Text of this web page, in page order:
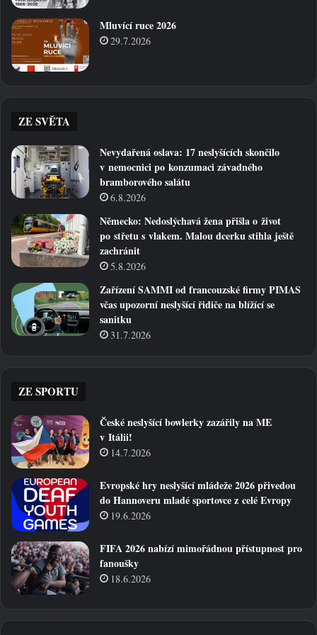
Mluvící ruce 2026
29.7.2026
ZE SVĚTA
Nevydařená oslava: 17 neslyšících skončilo
v nemocnici po konzumaci závadného
bramborového salátu
6.8.2026
Německo: Nedoslýchavá žena přišla o život
po střetu s vlakem. Malou dcerku stihla ještě
zachránit
5.8.2026
Zařízení SAMMI od francouzské firmy PIMAS
včas upozorní neslyšící řidiče na blížící se
sanitku
31.7.2026
ZE SPORTU
České neslyšící bowlerky zazářily na ME
v Itálii!
14.7.2026
Evropské hry neslyšící mládeže 2026 přivedou
do Hannoveru mladé sportovce z celé Evropy
19.6.2026
FIFA 2026 nabízí mimořádnou přístupnost pro
fanoušky
18.6.2026